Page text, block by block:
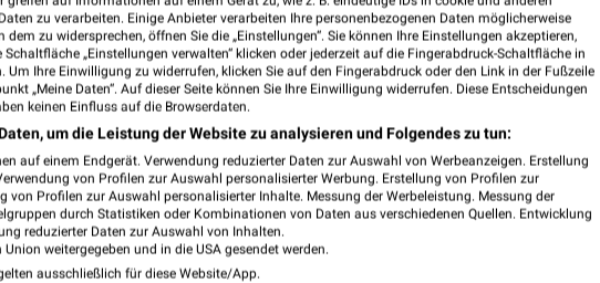
Itzehoe
22-32
- 18:00 Uhr | Geschlossen
zu verarbeiten. Einige Anbieter verarbeiten Ihre personenbezogenen Daten möglicherweise
zu widersprechen, öffnen Sie die „Einstellungen“. Sie können Ihre Einstellungen akzeptieren,
„Einstellungen verwalten“ klicken oder jederzeit auf die Fingerabdruck-Schaltfläche in
Um Ihre Einwilligung zu widerrufen, klicken Sie auf den Fingerabdruck oder den Link in der Fußzeile
„Meine Daten“. Auf dieser Seite können Sie Ihre Einwilligung widerrufen. Diese Entscheidungen
keinen Einfluss auf die Browserdaten.
um die Leistung der Website zu analysieren und Folgendes zu tun:
auf einem Endgerät. Verwendung reduzierter Daten zur Auswahl von Werbeanzeigen. Erstellung
von Profilen zur Auswahl personalisierter Werbung. Erstellung von Profilen zur
von Profilen zur Auswahl personalisierter Inhalte. Messung der Werbeleistung. Messung der
durch Statistiken oder Kombinationen von Daten aus verschiedenen Quellen. Entwicklung
reduzierter Daten zur Auswahl von Inhalten.
weitergegeben und in die USA gesendet werden.
ausschließlich für diese Website/App.